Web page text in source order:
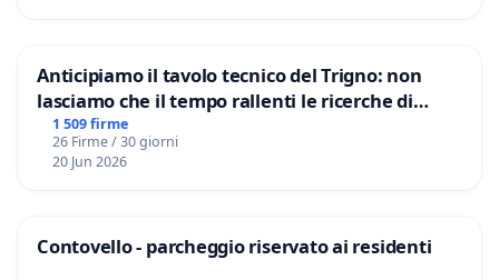
Anticipiamo il tavolo tecnico del Trigno: non
lasciamo che il tempo rallenti le ricerche di
Domenico Racanati
1 509 firme
26 Firme / 30 giorni
20 Jun 2026
Contovello - parcheggio riservato ai residenti